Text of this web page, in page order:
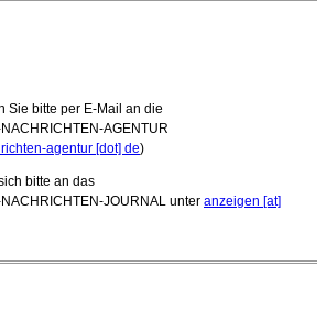
Sie bitte per E-Mail an die
AGENTUR
agentur [dot] de)
bitte an das
JOURNAL unter anzeigen [at]